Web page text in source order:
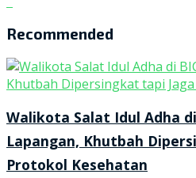
Recommended
Walikota Salat Idul Adha
Lapangan, Khutbah
Protokol Kesehatan